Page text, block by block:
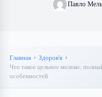
Павло
Главная
Здоров'я
Что такое цельное молоко:
особенностей